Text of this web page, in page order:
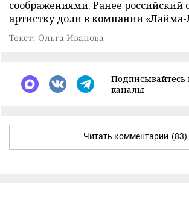
соображениями. Ранее российский
артистку доли в компании «Лайма-
Текст: Ольга Иванова
каналы
Читать комментарии (83)